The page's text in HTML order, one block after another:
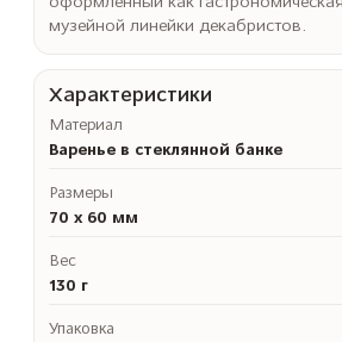
музейной линейки декабристов.
Характеристики
Материал
Варенье в стеклянной банке
Размеры
70 x 60 мм
Вес
130 г
Упаковка